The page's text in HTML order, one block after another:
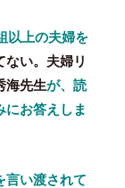
以上の夫婦を
ない。夫婦リ
海先生が、読
にお答えしま
い渡されて